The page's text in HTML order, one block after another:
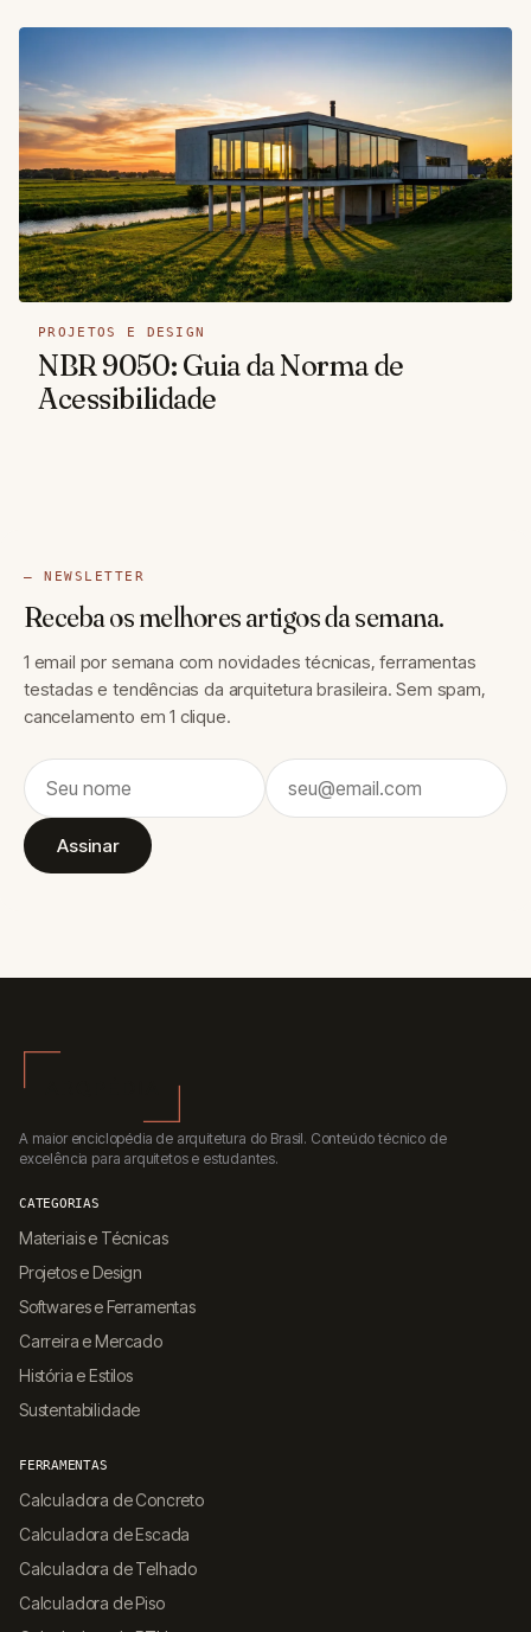
PROJETOS E DESIGN
NBR 9050: Guia da Norma de
Acessibilidade
— NEWSLETTER
Receba os melhores artigos da semana.
1 email por semana com novidades técnicas, ferramentas
testadas e tendências da arquitetura brasileira. Sem spam,
cancelamento em 1 clique.
Assinar
A maior enciclopédia de arquitetura do Brasil. Conteúdo técnico de
excelência para arquitetos e estudantes.
CATEGORIAS
Materiais e Técnicas
Projetos e Design
Softwares e Ferramentas
Carreira e Mercado
História e Estilos
Sustentabilidade
FERRAMENTAS
Calculadora de Concreto
Calculadora de Escada
Calculadora de Telhado
Calculadora de Piso